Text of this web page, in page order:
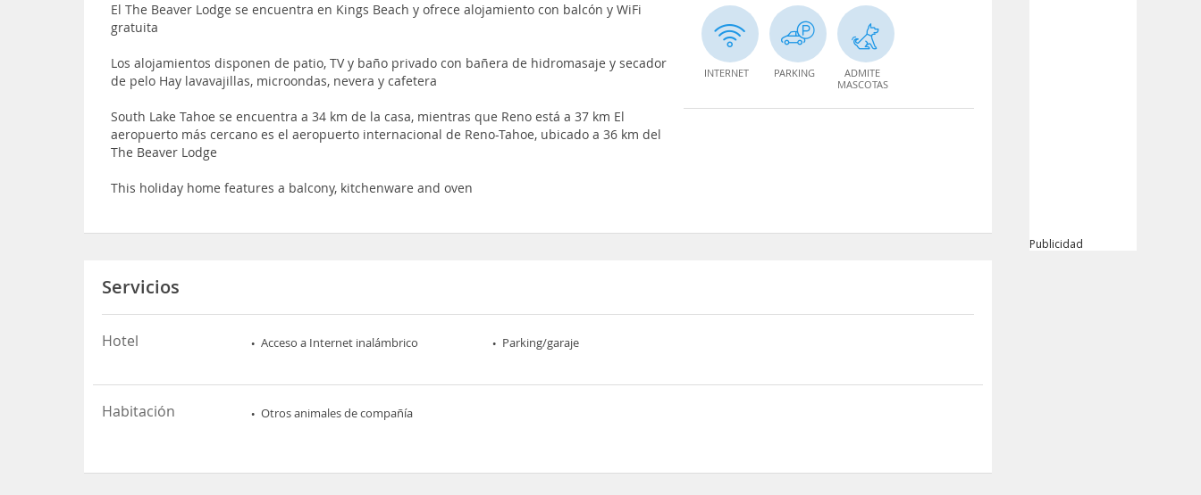
El The Beaver Lodge se encuentra en Kings Beach y ofrece alojamiento con balcón y WiFi
gratuita
Los alojamientos disponen de patio, TV y baño privado con bañera de hidromasaje y secador
de pelo Hay lavavajillas, microondas, nevera y cafetera
South Lake Tahoe se encuentra a 34 km de la casa, mientras que Reno está a 37 km El
aeropuerto más cercano es el aeropuerto internacional de Reno-Tahoe, ubicado a 36 km del
The Beaver Lodge
This holiday home features a balcony, kitchenware and oven
INTERNET PARKING
ADMITE
MASCOTAS
Servicios
Hotel Acceso a Internet inalámbrico Parking/garaje
Habitación Otros animales de compañía
Publicidad